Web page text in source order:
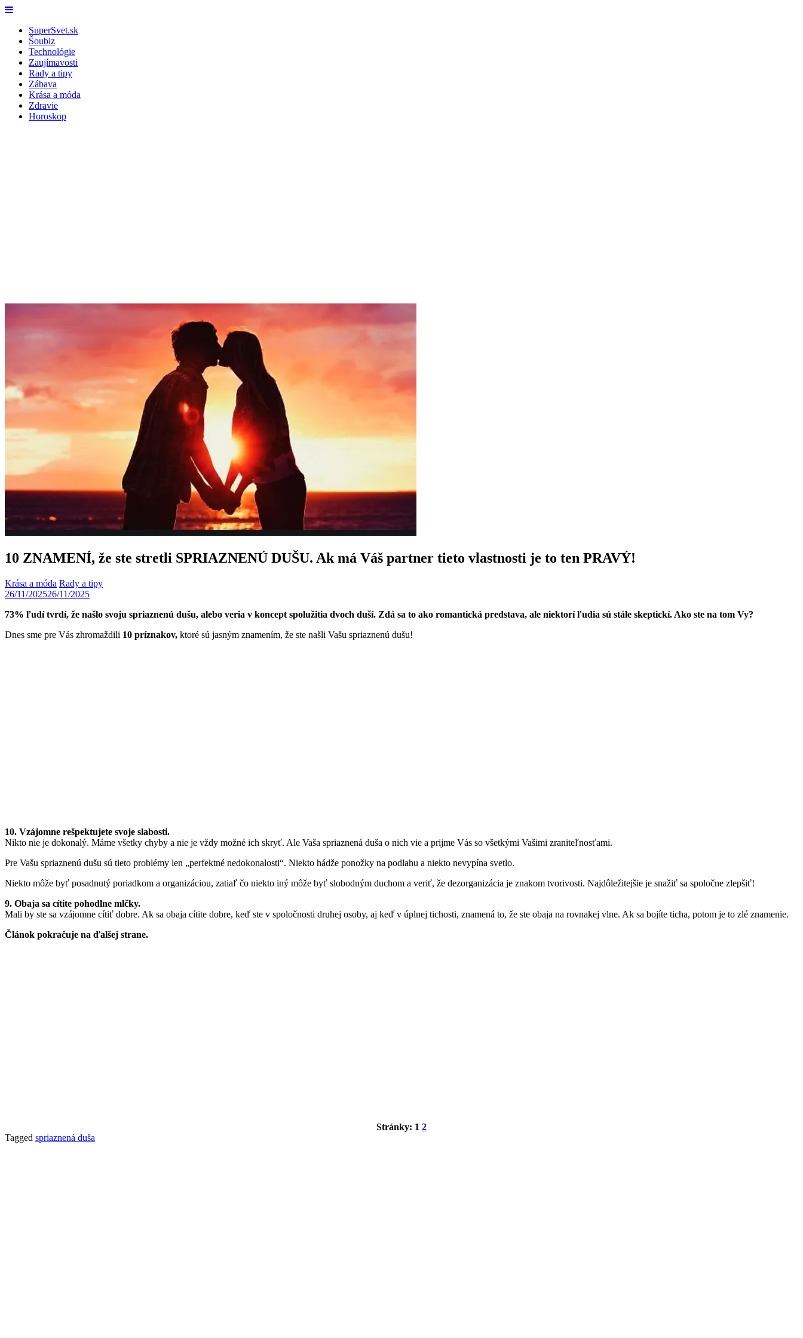
Skip
content
Menu
SuperSvet.sk
Šoubiz
Technológie
Zaujímavosti
Rady a tipy
Zábava
Krása a móda
Zdravie
Horoskop
10 ZNAMENÍ, že ste stretli SPRIAZNENÚ DUŠU. Ak má Váš partner tieto vlastnosti je to ten PRAVÝ!
Krása a móda Rady a tipy
26/11/202526/11/2025
73% ľudí tvrdí, že našlo svoju spriaznenú dušu, alebo veria v koncept spolužitia dvoch duší. Zdá sa to ako romantická predstava, ale niektorí ľudia sú stále skeptickí. Ako ste na tom Vy?
Dnes sme pre Vás zhromaždili 10 príznakov, ktoré sú jasným znamením, že ste našli Vašu spriaznenú dušu!
10. Vzájomne rešpektujete svoje slabosti.
Nikto nie je dokonalý. Máme všetky chyby a nie je vždy možné ich skryť. Ale Vaša spriaznená duša o nich vie a prijme Vás so všetkými Vašimi zraniteľnosťami.
Pre Vašu spriaznenú dušu sú tieto problémy len „perfektné nedokonalosti“. Niekto hádže ponožky na podlahu a niekto nevypína svetlo.
Niekto môže byť posadnutý poriadkom a organizáciou, zatiaľ čo niekto iný môže byť slobodným duchom a veriť, že dezorganizácia je znakom tvorivosti. Najdôležitejšie je snažiť sa spoločne zlepšiť!
9. Obaja sa cítite pohodlne mlčky.
Mali by ste sa vzájomne cítiť dobre. Ak sa obaja cítite dobre, keď ste v spoločnosti druhej osoby, aj keď v úplnej tichosti, znamená to, že ste obaja na rovnakej vlne. Ak sa bojíte ticha, potom je to zlé znamenie.
Článok pokračuje na ďalšej strane.
Stránky: 1 2
Tagged spriaznená duša